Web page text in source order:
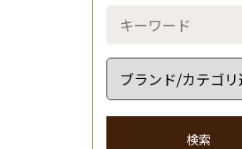
検索